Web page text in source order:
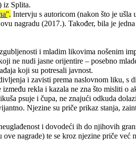
iz Splita.
'. Intervju s autoricom (nakon što je ušla
nagradu (2017.). Također, bila je
i mladim likovima nošenim
ne nudi jasne orijentire – posebno
koji su potresali javnost.
i zavisti prema naslovnom liku, s
rekla i kazala ne zna što misliti
psuje i čupa, ne znajući odkuda
Njezine su priče prikaz stanja,
i dovodeći ih do njihovih
nagrade) te se kroz njezine priče